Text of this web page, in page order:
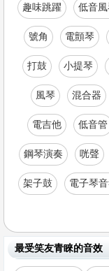
趣味跳躍 低音風
號角 電顫琴
打鼓 小提琴
風琴 混合器
電吉他 低音管
鋼琴演奏 咣聲
架子鼓 電子琴
最受笑友青睞的音效